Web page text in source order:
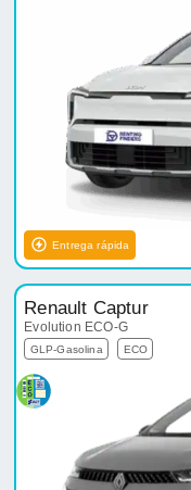
Entrega rápida
Renault Captur
Evolution ECO-G
GLP-Gasolina ECO